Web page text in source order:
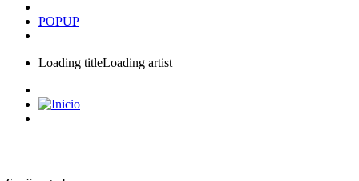
POPUP
Loading titleLoading artist